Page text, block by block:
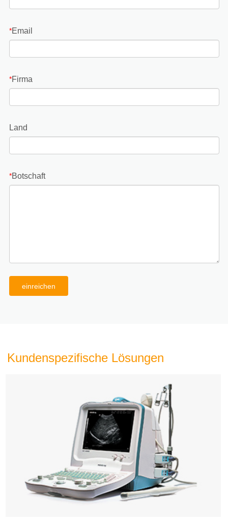
*Email
*Firma
Land
*Botschaft
einreichen
Kundenspezifische Lösungen